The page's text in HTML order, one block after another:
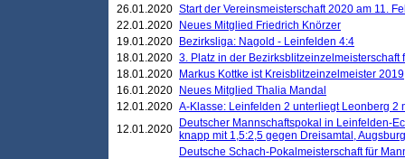
26.01.2020 Start der Vereinsmeisterschaft 2020 am 11.
22.01.2020
Neues Mitglied Friedrich Knörzer
19.01.2020
Bezirksliga: Nagold - Leinfelden 4:4
18.01.2020 3. Platz in der Bezirksblitzeinzelmeisterschaft
18.01.2020
Markus Kottke ist Kreisblitzeinzelmeister 2019
16.01.2020
Neues Mitglied Thalia Mandal
12.01.2020 A-Klasse: Leinfelden 2 unterliegt Leonberg 2
12.01.2020
Deutscher Mannschaftspokal in Leinfelden-
knapp mit 1,5:2,5 gegen Dreisamtal,
Deutsche Schach-Pokalmeisterschaft für